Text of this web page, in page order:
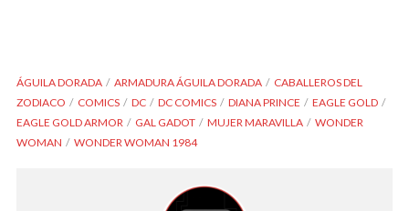
ÁGUILA DORADA ARMADURA ÁGUILA DORADA
CABALLEROS DEL
ZODIACO
COMICS DC DC COMICS DIANA PRINCE
EAGLE GOLD
EAGLE GOLD ARMOR
GAL GADOT MUJER MARAVILLA
WONDER
WOMAN
WONDER WOMAN 1984